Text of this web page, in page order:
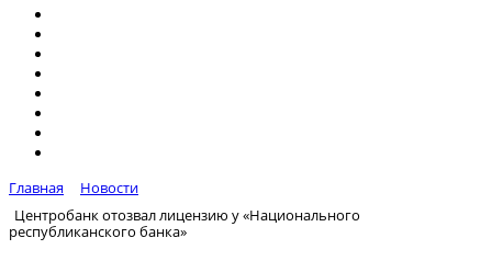
Главная
Новости
Центробанк отозвал лицензию у «Национального
республиканского банка»